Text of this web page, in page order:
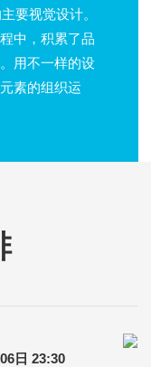
要视觉设计。
中，积累了品
用不一样的设
素的组织运
日 23:30